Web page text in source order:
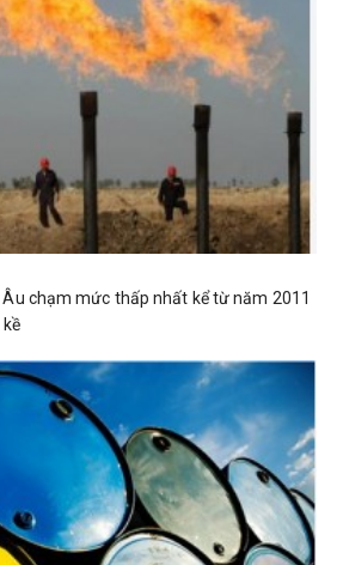
chạm mức thấp nhất kể từ năm 2011